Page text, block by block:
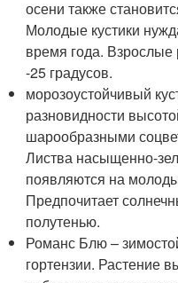
осени также
Молодые кустики
время года.
-25 градусов.
морозоустойчивый
разновидности
шарообразными
Листва насыщенно-
появляются на
Предпочитает
полутенью.
Романс Блю –
гортензии. Растение